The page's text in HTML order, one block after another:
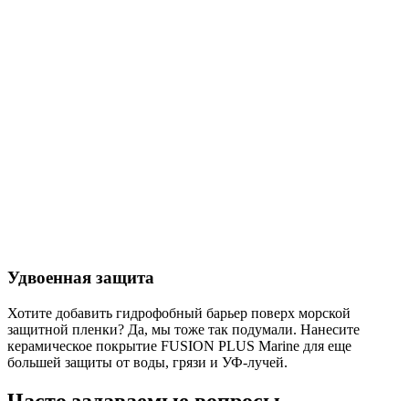
Удвоенная защита
Хотите добавить гидрофобный барьер поверх морской
защитной пленки? Да, мы тоже так подумали. Нанесите
керамическое покрытие FUSION PLUS Marine для еще
большей защиты от воды, грязи и УФ-лучей.